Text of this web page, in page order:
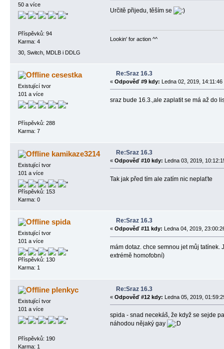
50 a více
Příspěvků: 94
Karma: 4
30, Switch, MDLB i DDLG
Určitě přijedu, těším se
Lookin' for action ^^
cesestka
Existující tvor
101 a více
Příspěvků: 288
Karma: 7
Re:Sraz 16.3
« Odpověď #9 kdy: Ledna 02, 2019, 14:11:46
sraz bude 16.3.,ale zaplatit se má až do
kamikaze3214
Existující tvor
101 a více
Příspěvků: 153
Karma: 0
Re:Sraz 16.3
« Odpověď #10 kdy: Ledna 03, 2019,
Tak jak před tím ale zatím nic neplaťte
spida
Existující tvor
101 a více
Příspěvků: 130
Karma: 1
Re:Sraz 16.3
« Odpověď #11 kdy: Ledna 04, 2019,
mám dotaz. chce semnou jet můj
extrémě homofobní)
plenkyc
Existující tvor
101 a více
Příspěvků: 190
Karma: 1
Re:Sraz 16.3
« Odpověď #12 kdy: Ledna 05, 2019,
spida - snad necekáš, že když se sejde
náhodou nějaký gay